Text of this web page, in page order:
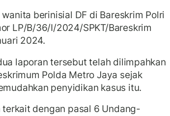
berinisial DF di Bareskrim Polri
LP/B/36/I/2024/SPKT/Bareskrim
2024.
laporan tersebut telah dilimpahkan
Polda Metro Jaya sejak
penyidikan kasus itu.
dengan pasal 6 Undang-